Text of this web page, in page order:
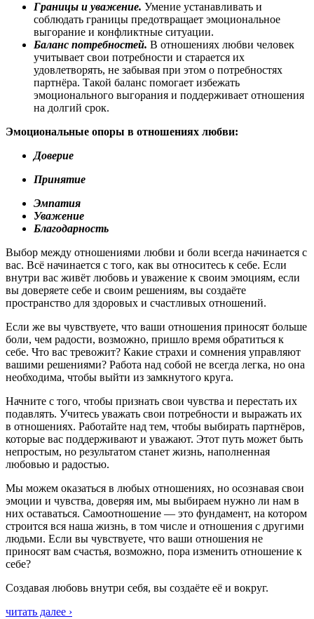
Границы и уважение. Умение устанавливать и
соблюдать границы предотвращает эмоциональное
выгорание и конфликтные ситуации.
Баланс потребностей. В отношениях любви человек
учитывает свои потребности и старается их
удовлетворять, не забывая при этом о потребностях
партнёра. Такой баланс помогает избежать
эмоционального выгорания и поддерживает отношения
на долгий срок.
Эмоциональные опоры в отношениях любви:
Доверие
Принятие
Эмпатия
Уважение
Благодарность
Выбор между отношениями любви и боли всегда начинается с
вас. Всё начинается с того, как вы относитесь к себе. Если
внутри вас живёт любовь и уважение к своим эмоциям, если
вы доверяете себе и своим решениям, вы создаёте
пространство для здоровых и счастливых отношений.
Если же вы чувствуете, что ваши отношения приносят больше
боли, чем радости, возможно, пришло время обратиться к
себе. Что вас тревожит? Какие страхи и сомнения управляют
вашими решениями? Работа над собой не всегда легка, но она
необходима, чтобы выйти из замкнутого круга.
Начните с того, чтобы признать свои чувства и перестать их
подавлять. Учитесь уважать свои потребности и выражать их
в отношениях. Работайте над тем, чтобы выбирать партнёров,
которые вас поддерживают и уважают. Этот путь может быть
непростым, но результатом станет жизнь, наполненная
любовью и радостью.
Мы можем оказаться в любых отношениях, но осознавая свои
эмоции и чувства, доверяя им, мы выбираем нужно ли нам в
них оставаться. Самоотношение — это фундамент, на котором
строится вся наша жизнь, в том числе и отношения с другими
людьми. Если вы чувствуете, что ваши отношения не
приносят вам счастья, возможно, пора изменить отношение к
себе?
Создавая любовь внутри себя, вы создаёте её и вокруг.
читать далее ›